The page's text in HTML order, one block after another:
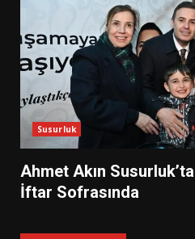
Susurluk
Ahmet Akın
İftar Sofrasında